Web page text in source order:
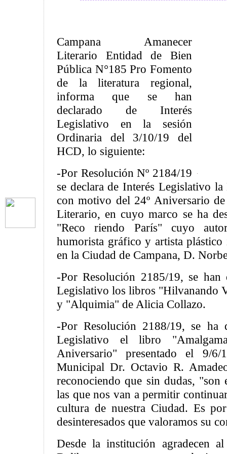
Campana Amanecer
Literario Entidad de Bien
Pública N°185 Pro Fomento
de la literatura regional,
informa que se han
declarado de Interés
Legislativo en la sesión
Ordinaria del 3/10/19 del
HCD, lo siguiente:
-Por Resolución Nº 2184/19
se declara de Interés Legislativo
con motivo del 24º Aniversario de
Literario, en cuyo marco se ha
"Reco riendo París" cuyo
humorista gráfico y artista plástico
en la Ciudad de Campana, D.
-Por Resolución 2185/19, se han
Legislativo los libros "Hilvanando
y "Alquimia" de Alicia Collazo.
-Por Resolución 2188/19, se ha
Legislativo el libro
Aniversario" presentado el 9/
Municipal Dr. Octavio R.
reconociendo que sin dudas, "son
las que nos van a permitir
cultura de nuestra Ciudad. Es
desinteresados que valoramos su
Desde la institución agradecen